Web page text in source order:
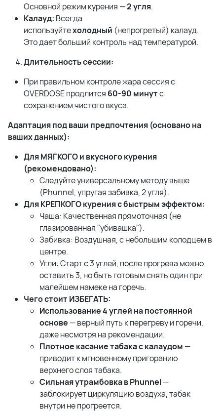
Основной режим курения —2 угля.
Калауд: Всегда
используйтехолодный (непрогретый) калауд.
Это дает больший контроль над температурой.
Длительность сессии:
При правильном контроле жара сессия с
OVERDOSE продлится 60-90 минутс
сохранением чистого вкуса.
Адаптация под ваши предпочтения (основано на
ваших данных):
Для МЯГКОГО и вкусного курения
(рекомендовано):
Следуйте универсальному методу выше
(Phunnel, упругая забивка, 2 угля).
Для КРЕПКОГО курения с быстрым эффектом:
Чаша: Качественная прямоточная (не
глазированная "убивашка").
Забивка: Воздушная, с небольшим колодцем в
центре.
Угли: Старт с 3 углей, после прогрева можно
оставить 3, но быть готовым снять один при
малейшем намеке на горечь.
Чего стоит ИЗБЕГАТЬ:
Использование 4 углей на постоянной
основе — верный путь к перегреву и горечи,
даже несмотря на рекомендации.
Плотное касание табака с калаудом —
приводит к мгновенному пригоранию
верхнего слоя табака.
Сильная утрамбовка в Phunnel—
заблокирует циркуляцию воздуха, табак
внутри не прогреется.